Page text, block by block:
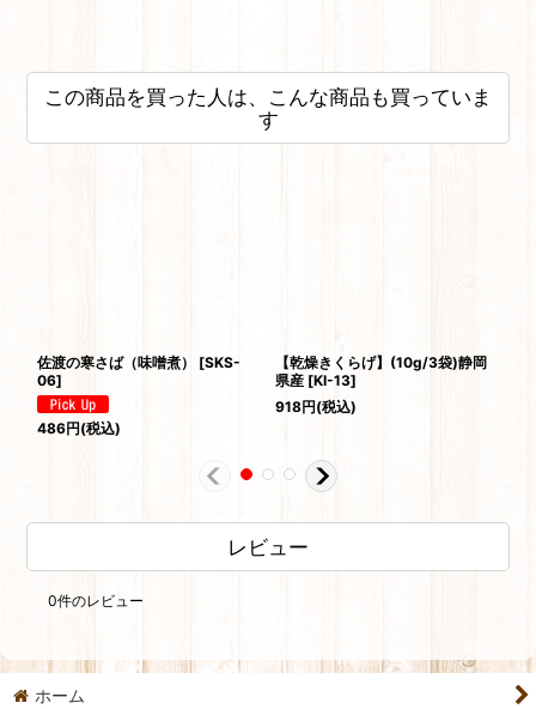
この商品を買った人は、こんな商品も買っていま
す
佐渡の寒さば（味噌煮） [SKS-
06]
486円(税込)
【乾燥きくらげ】(10g/3袋)静岡
県産 [KI-13]
918円(税込)
レビュー
0件のレビュー
ホーム